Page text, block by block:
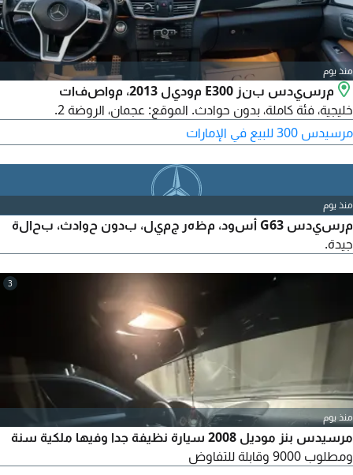
منذ يوم
مرسيدس بنز E300 موديل 2013، مواصفات
خليجية، فئة كاملة، بدون حوادث. الموقع: عجمان، الروضة 2.
مرسيدس 300 للبيع في الإمارات
منذ يوم
مرسيدس G63 أسود، مظهر جميل، بدون حوادث، بحالة
جيدة.
3
منذ يوم
مرسيدس بنز موديل 2008 سيارة نظيفة جدا وفيها ملكية سنة
ومطلوب 9000 وقابلة للتفاوض